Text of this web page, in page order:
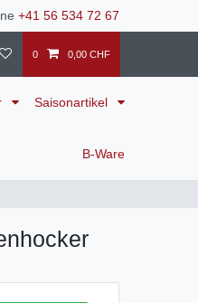
+41 56 534 72 67
0 0,00 CHF
Saisonartikel
B-Ware